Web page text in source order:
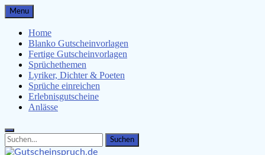
Skip
to
content
Menu
Home
Blanko Gutscheinvorlagen
Fertige Gutscheinvorlagen
Sprüchethemen
Lyriker, Dichter & Poeten
Sprüche einreichen
Erlebnisgutscheine
Anlässe
Search
for:
Search